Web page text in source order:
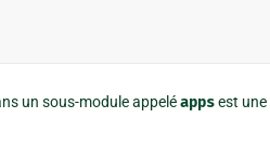
un sous-module appeléappsest une